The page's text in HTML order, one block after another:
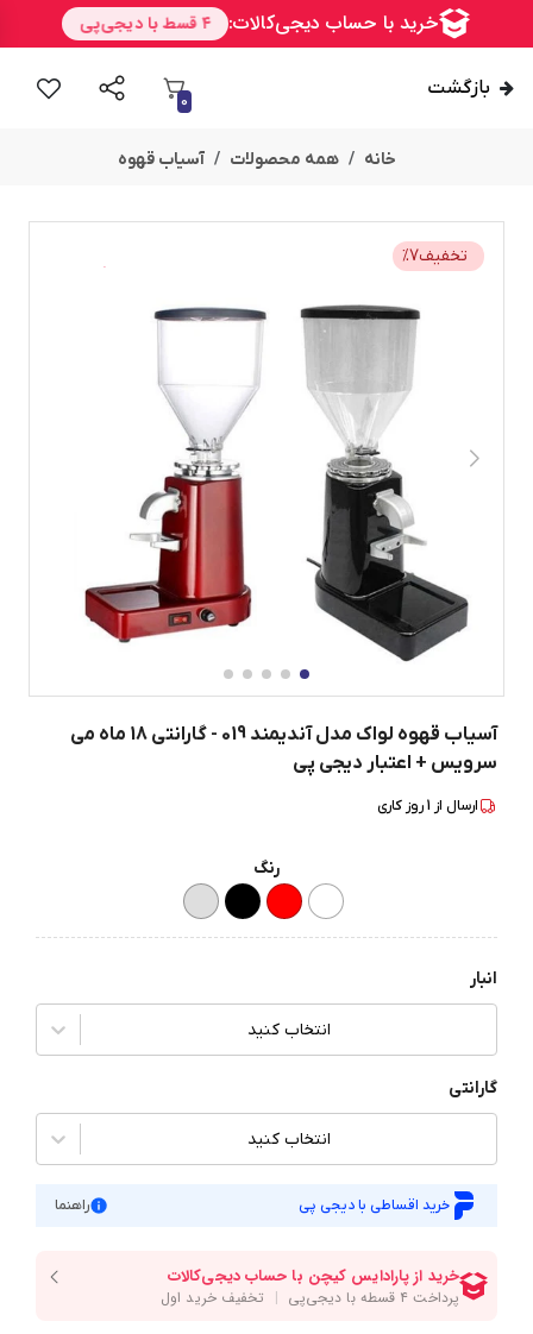
بازگشت
0
خانه همه محصولات آسیاب قهوه
تخفیف %7
آسیاب قهوه لواک مدل آندیمند 019 - گارانتی 18 ماه می
سرویس + اعتبار دیجی پی
ارسال از 1روز کاری
رنگ
انبار
انتخاب کنید
گارانتی
انتخاب کنید
خرید اقساطی با دیجی پی راهنما